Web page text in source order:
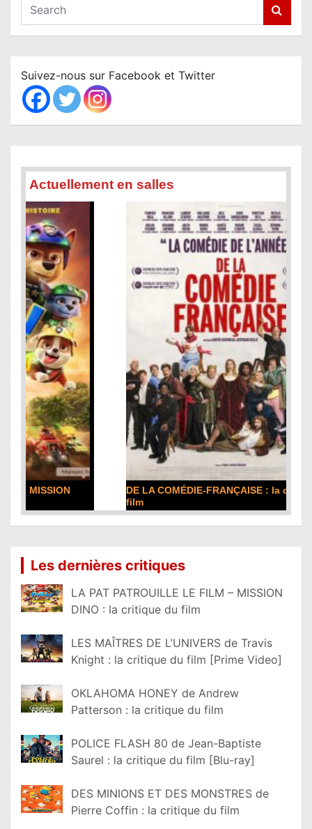
a
c
h
Suivez-nous sur Facebook et Twitter
Actuellement en salles
DE LA COMÉDIE-FRANÇAISE : la critique du
Les dernières critiques
LA PAT PATROUILLE LE FILM – MISSION
DINO : la critique du film
LES MAÎTRES DE L’UNIVERS de Travis
Knight : la critique du film [Prime Video]
OKLAHOMA HONEY de Andrew
Patterson : la critique du film
POLICE FLASH 80 de Jean-Baptiste
Saurel : la critique du film [Blu-ray]
DES MINIONS ET DES MONSTRES de
Pierre Coffin : la critique du film